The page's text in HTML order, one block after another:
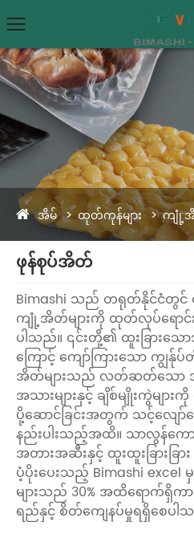
အိမ် ထုတ်ကုန်များ ကျုံ့
ဖုန်စုပ်အိတ်
Bimashi သည် တရုတ်နိုင်ငံတွင်
ကျုံ့အိတ်များကို ထုတ်လုပ်ရောင်
ပါသည်။ ၎င်းတို့၏ ထူးခြားသ
ကြောင့် ကျော်ကြားသော ကျွန်ု
အိတ်များသည် လတ်ဆတ်သော အသာ
အသားများနှင့် ချိစ်မျိုးကွဲမျ
ပို့ဆောင်ခြင်းအတွက် သင့်လျော်
နည်းပါးသည့်အထိ။ သာလွန်ကေ
အတားအဆီးနှင့် ထူးထူးခြားခြ
ပံ့ပိုးပေးသည့် Bimashi
များသည် 30% အထိရောက်ရှိက
ရည်နှင့် စိတ်ကျေနပ်မှုရရှိစေပါ